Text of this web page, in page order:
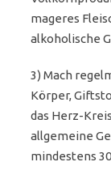
mageres
alkoholische
3) Mach
Körper,
das Herz-
allgemeine
mindestens